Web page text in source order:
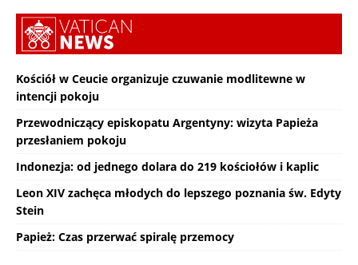
Kościół w Ceucie organizuje czuwanie modlitewne w
intencji pokoju
Przewodniczący episkopatu Argentyny: wizyta Papieża
przesłaniem pokoju
Indonezja: od jednego dolara do 219 kościołów i kaplic
Leon XIV zachęca młodych do lepszego poznania św. Edyty
Stein
Papież: Czas przerwać spiralę przemocy